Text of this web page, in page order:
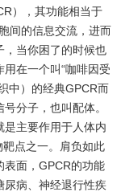
），其功能相当于
间的信息交流，进而
，当你困了的时候也
在一个叫“咖啡因受
中）的经典GPCR而
分子，也叫配体。
主要作用于人体内
点之一。肩负如此
表面，GPCR的功能
尿病、神经退行性疾